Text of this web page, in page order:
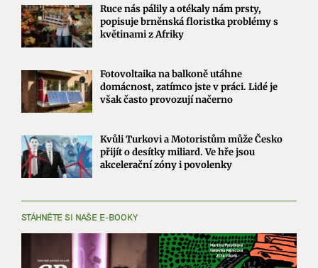
Ruce nás pálily a otékaly nám prsty,
popisuje brněnská floristka problémy s
květinami z Afriky
Fotovoltaika na balkoně utáhne
domácnost, zatímco jste v práci. Lidé je
však často provozují načerno
Kvůli Turkovi a Motoristům může Česko
přijít o desítky miliard. Ve hře jsou
akcelerační zóny i povolenky
STÁHNĚTE SI NAŠE E-BOOKY